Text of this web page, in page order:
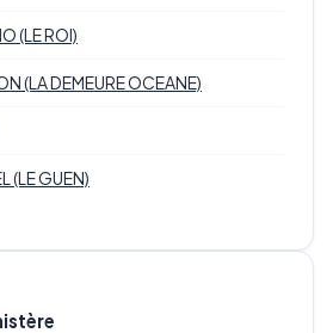
(LE ROI)
(LA DEMEURE OCEANE)
(LE GUEN)